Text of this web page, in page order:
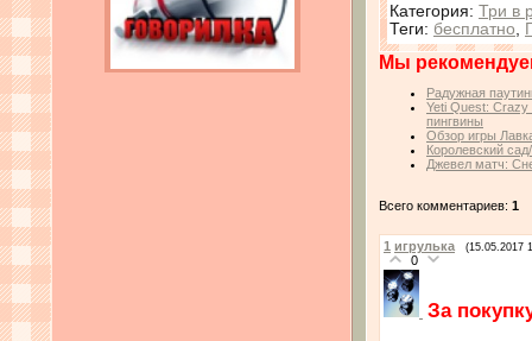
Категория: Три в
Теги: бесплатно
Мы
Радужная
Yeti Quest:
пингвины
Обзор игры
Королевский
Джевел матч:
Всего комментариев: 1
1 игрулька (15.05.2017
0
За